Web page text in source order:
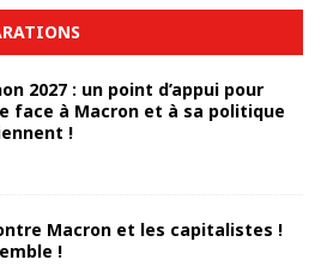
2027 : un point d’appui pour
face à Macron et à sa politique
!
Macron et les capitalistes !
!